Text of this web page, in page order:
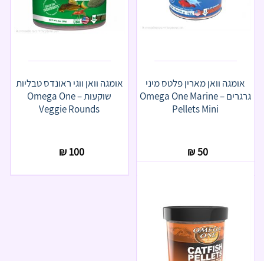
אומגה וואן מארין פלטס מיני
גרגרים – Omega One Marine
Pellets Mini
50
₪
אומגה וואן ווגי ראונדס טבליות
שוקעות – Omega One
Veggie Rounds
100
₪